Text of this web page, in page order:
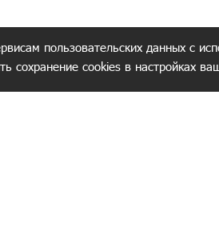
пользовательских данных с
сохранение cookies в настройках